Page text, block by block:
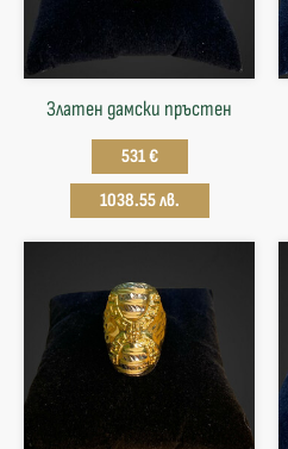
Златен дамски пръстен
531 €
1038.55 лв.